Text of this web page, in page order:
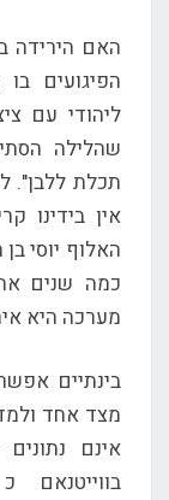
האם הירידה
הפיגועים
ליהודי עם
שהלילה
תכלת ללבן".
אין בידינו
האלוף יוסי
כמה שנים
מערכה היא
בינתיים
מצד אחד
אינם